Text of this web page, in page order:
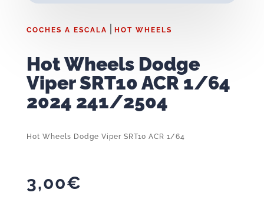
COCHES A ESCALA HOT WHEELS
Hot Wheels Dodge
Viper SRT10 ACR 1/64
2024 241/2504
Hot Wheels Dodge Viper SRT10 ACR 1/64
3,00€